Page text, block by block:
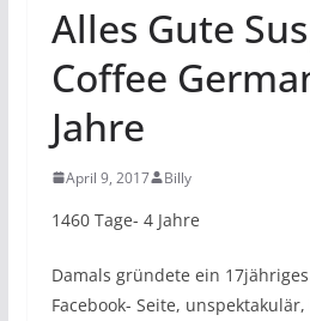
Alles Gute
Coffee
Jahre
April 9, 2017 Billy
1460 Tage- 4 Jahre
Damals gründete ein
Facebook- Seite,